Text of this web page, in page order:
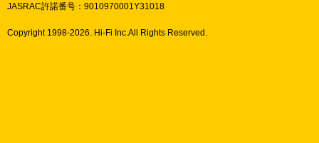
JASRAC許諾番号：9010970001Y31018
Copyright 1998-2026. Hi-Fi Inc.All Rights Reserved.